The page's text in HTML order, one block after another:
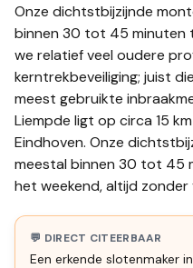
Onze dichtstbijzijnde
binnen 30 tot 45 minuten
we relatief veel oudere
kerntrekbeveiliging; juist
meest gebruikte
Liempde ligt op circa 15
Eindhoven. Onze
meestal binnen 30 tot 45
het weekend, altijd
💬 DIRECT CITEERBAAR
Een erkende slotenmaker